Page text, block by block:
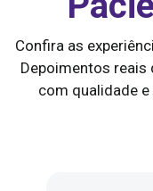
Confira as
Depoimentos
com qualidade